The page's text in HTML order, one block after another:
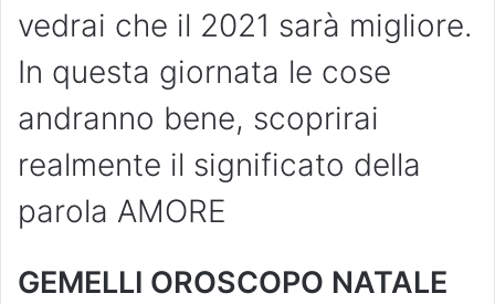
vedrai che il 2021 sarà migliore.
In questa giornata le cose
andranno bene, scoprirai
realmente il significato della
parola AMORE
GEMELLI OROSCOPO NATALE